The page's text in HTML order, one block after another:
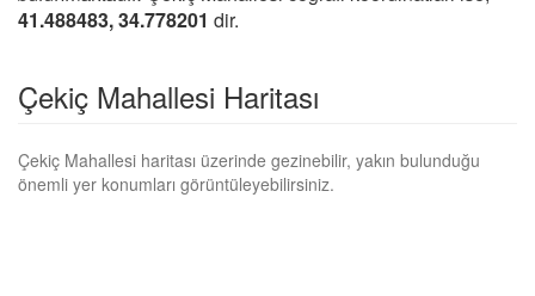
41.488483, 34.778201 dir.
Çekiç Mahallesi Haritası
Çekiç Mahallesi haritası üzerinde gezinebilir, yakın bulunduğu
önemli yer konumları görüntüleyebilirsiniz.